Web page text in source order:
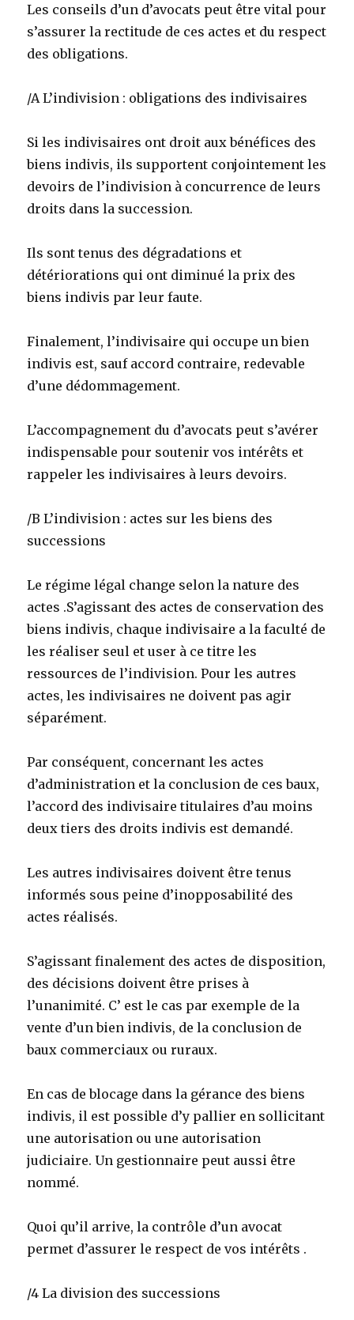
Les conseils d’un d’avocats peut être vital pour
s’assurer la rectitude de ces actes et du respect
des obligations.
/A L’indivision : obligations des indivisaires
Si les indivisaires ont droit aux bénéfices des
biens indivis, ils supportent conjointement les
devoirs de l’indivision à concurrence de leurs
droits dans la succession.
Ils sont tenus des dégradations et
détériorations qui ont diminué la prix des
biens indivis par leur faute.
Finalement, l’indivisaire qui occupe un bien
indivis est, sauf accord contraire, redevable
d’une dédommagement.
L’accompagnement du d’avocats peut s’avérer
indispensable pour soutenir vos intérêts et
rappeler les indivisaires à leurs devoirs.
/B L’indivision : actes sur les biens des
successions
Le régime légal change selon la nature des
actes .S’agissant des actes de conservation des
biens indivis, chaque indivisaire a la faculté de
les réaliser seul et user à ce titre les
ressources de l’indivision. Pour les autres
actes, les indivisaires ne doivent pas agir
séparément.
Par conséquent, concernant les actes
d’administration et la conclusion de ces baux,
l’accord des indivisaire titulaires d’au moins
deux tiers des droits indivis est demandé.
Les autres indivisaires doivent être tenus
informés sous peine d’inopposabilité des
actes réalisés.
S’agissant finalement des actes de disposition,
des décisions doivent être prises à
l’unanimité. C’ est le cas par exemple de la
vente d’un bien indivis, de la conclusion de
baux commerciaux ou ruraux.
En cas de blocage dans la gérance des biens
indivis, il est possible d’y pallier en sollicitant
une autorisation ou une autorisation
judiciaire. Un gestionnaire peut aussi être
nommé.
Quoi qu’il arrive, la contrôle d’un avocat
permet d’assurer le respect de vos intérêts .
/4 La division des successions